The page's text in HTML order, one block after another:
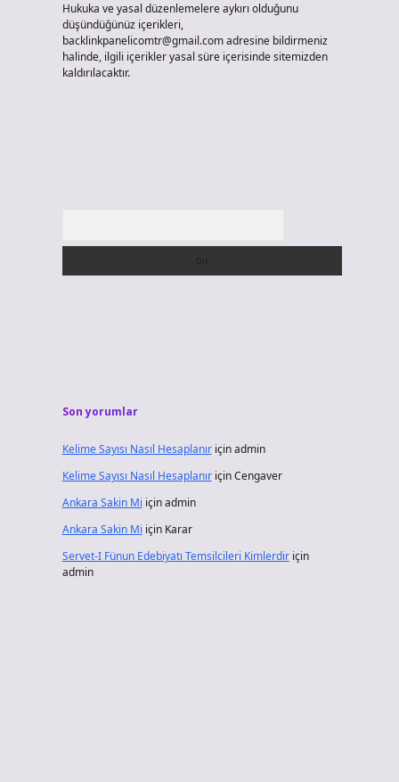
Hukuka ve yasal düzenlemelere aykırı olduğunu
düşündüğünüz içerikleri,
backlinkpanelicomtr@gmail.comadresine bildirmeniz
halinde, ilgili içerikler yasal süre içerisinde sitemizden
kaldırılacaktır.
Son yorumlar
Kelime Sayısı Nasıl Hesaplanıriçinadmin
Kelime Sayısı Nasıl HesaplanıriçinCengaver
Ankara Sakin Mi içinadmin
Ankara Sakin Mi için Karar
Servet-I Fünun Edebiyatı Temsilcileri Kimlerdiriçin
admin